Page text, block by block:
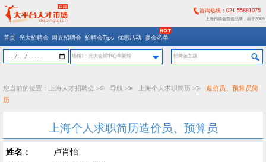
咨询热线： 021-55881075
上海招聘会首选品牌，始于2009
首页 光大招聘会 周五招聘会 招聘会Tips 优惠活动 参会名单
场馆1：光大会展中心华夏馆
您当前的位置： 上海人才招聘会 >> 导航 >> 上海个人求职简历 >>
造价员、预算员简
历
上海个人求职简历造价员、预算员
姓名：
卢肖怡